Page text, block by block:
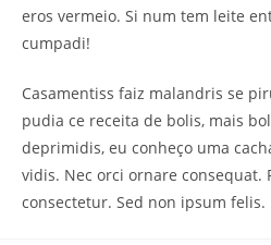
eros vermeio. Si num tem leite
cumpadi!
Casamentiss faiz malandris se
pudia ce receita de bolis, mais
deprimidis, eu conheço uma
vidis. Nec orci ornare consequat.
consectetur. Sed non ipsum felis.